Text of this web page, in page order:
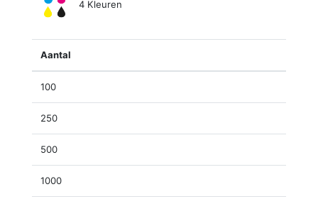
4 Kleuren
Aantal
100
250
500
1000